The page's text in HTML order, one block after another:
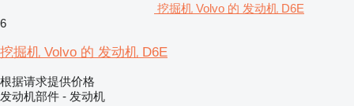
挖掘机 Volvo 的 发动机 D6E
6
挖掘机 Volvo 的 发动机 D6E
根据请求提供价格
发动机部件 - 发动机